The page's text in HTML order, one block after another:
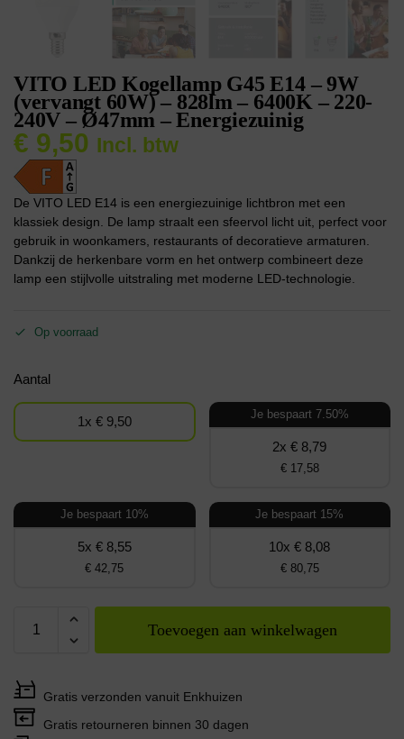
VITO LED Kogellamp G45 E14 – 9W
(vervangt 60W) – 828lm – 6400K – 220-
240V – Ø47mm – Energiezuinig
€ 9,50 Incl. btw
De VITO LED E14 is een energiezuinige lichtbron met een
klassiek design. De lamp straalt een sfeervol licht uit, perfect voor
gebruik in woonkamers, restaurants of decoratieve armaturen.
Dankzij de herkenbare vorm en het ontwerp combineert deze
lamp een stijlvolle uitstraling met moderne LED-technologie.
Op voorraad
Aantal
1x € 9,50 Je bespaart 7.50%
2x € 8,79
€ 17,58
Je bespaart 10%
5x € 8,55
€ 42,75
Je bespaart 15%
10x € 8,08
€ 80,75
Toevoegen aan winkelwagen
Gratis verzonden vanuit Enkhuizen
Gratis retourneren binnen 30 dagen